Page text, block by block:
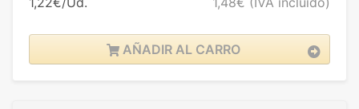
AÑADIR AL CARRO